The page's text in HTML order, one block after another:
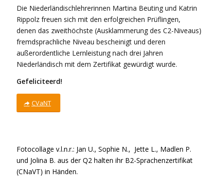
Die Niederländischlehrerinnen Martina Beuting und Katrin
Rippolz freuen sich mit den erfolgreichen Prüflingen,
denen das zweithöchste (Ausklammerung des C2-Niveaus)
fremdsprachliche Niveau bescheinigt und deren
außerordentliche Lernleistung nach drei Jahren
Niederländisch mit dem Zertifikat gewürdigt wurde.
Gefeliciteerd!
CVaNT
Fotocollage v.l.n.r.: Jan U., Sophie N., Jette L., Madlen P.
und Jolina B. aus der Q2 halten ihr B2-Sprachenzertifikat
(CNaVT) in Händen.